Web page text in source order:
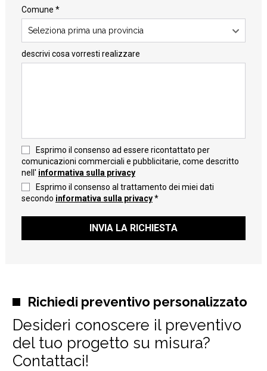
Richiedi preventivo personalizzato
Desideri conoscere il preventivo
del tuo progetto su misura?
Contattaci!
Comune *
Seleziona prima una provincia
descrivi cosa vorresti realizzare
Esprimo il consenso ad essere ricontattato per
comunicazioni commerciali e pubblicitarie, come descritto
nell' informativa sulla privacy
Esprimo il consenso al trattamento dei miei dati
secondo informativa sulla privacy*
INVIA LA RICHIESTA